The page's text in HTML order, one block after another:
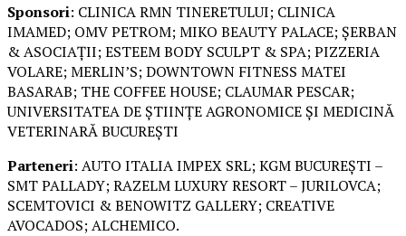
Sponsori: CLINICA RMN TINERETULUI; CLINICA
IMAMED; OMV PETROM; MIKO BEAUTY PALACE; ȘERBAN
& ASOCIAȚII; ESTEEM BODY SCULPT & SPA; PIZZERIA
VOLARE; MERLIN’S; DOWNTOWN FITNESS MATEI
BASARAB; THE COFFEE HOUSE; CLAUMAR PESCAR;
UNIVERSITATEA DE ȘTIINȚE AGRONOMICE ȘI MEDICINĂ
VETERINARĂ BUCUREȘTI
Parteneri: AUTO ITALIA IMPEX SRL; KGM BUCUREȘTI –
SMT PALLADY; RAZELM LUXURY RESORT – JURILOVCA;
SCEMTOVICI & BENOWITZ GALLERY; CREATIVE
AVOCADOS; ALCHEMICO.